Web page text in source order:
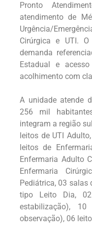
Pronto
atendimento de
Urgência/
Cirúrgica e UTI.
demanda
Estadual e
acolhimento com
A unidade atende
256 mil
integram a região
leitos de UTI
leitos de
Enfermaria Adulto
Enfermaria
Pediátrica, 03 salas
tipo Leito Dia,
estabilização),
observação), 06